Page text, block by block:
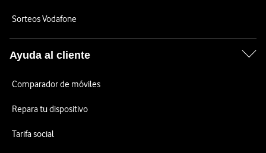
Sorteos Vodafone
Ayuda al cliente
Comparador de móviles
Repara tu dispositivo
Tarifa social